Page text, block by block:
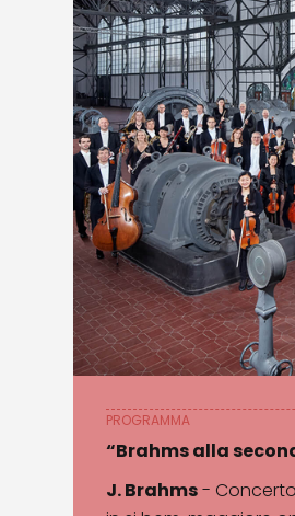
PROGRAMMA
“Brahms alla
J. Brahms-